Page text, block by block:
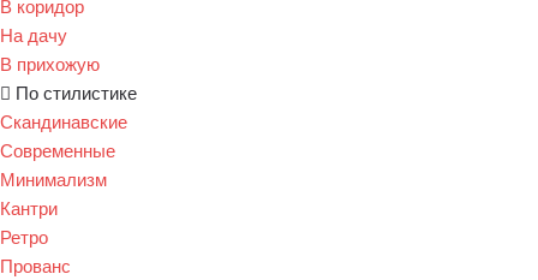
В коридор
На дачу
В прихожую
По стилистике
Скандинавские
Современные
Минимализм
Кантри
Ретро
Прованс